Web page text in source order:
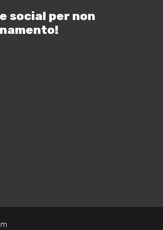
social per non